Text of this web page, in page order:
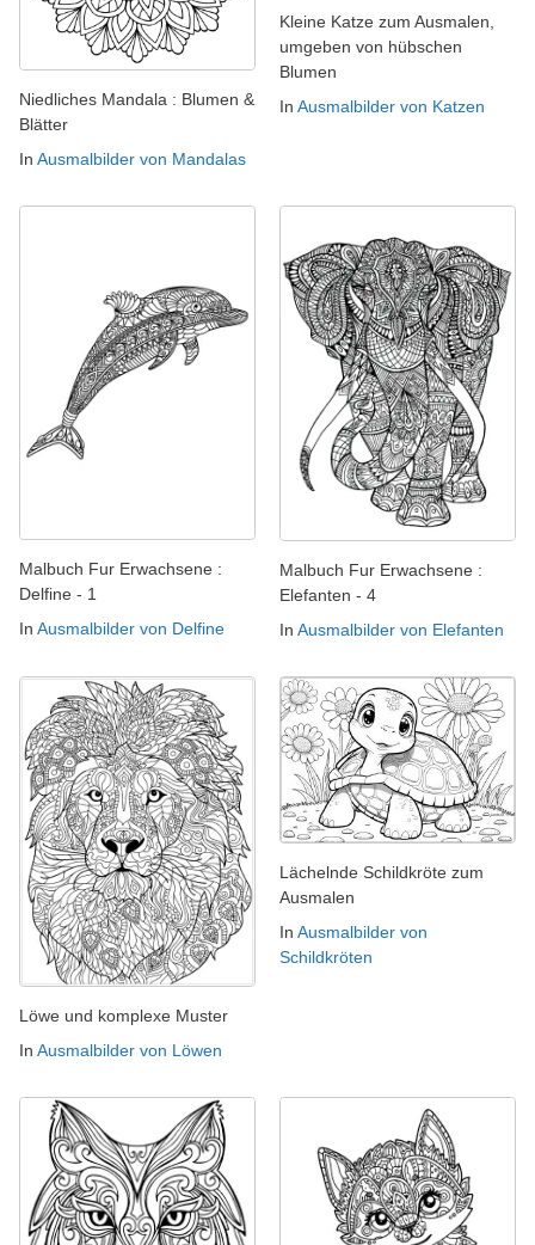
Niedliches Mandala : Blumen &
Blätter
In Ausmalbilder von Mandalas
Kleine Katze zum Ausmalen,
umgeben von hübschen
Blumen
In Ausmalbilder von Katzen
Malbuch Fur Erwachsene :
Delfine - 1
In Ausmalbilder von Delfine
Malbuch Fur Erwachsene :
Elefanten - 4
In Ausmalbilder von Elefanten
Löwe und komplexe Muster
In Ausmalbilder von Löwen
Lächelnde Schildkröte zum
Ausmalen
In Ausmalbilder von
Schildkröten